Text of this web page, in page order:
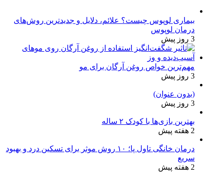
بیماری لوپوس چیست؟ علائم، دلایل و جدیدترین روش‌های
درمان لوپوس
3 روز پیش
مهم‌ترین خواص روغن آرگان برای مو
3 روز پیش
(بدون عنوان)
3 روز پیش
بهترین بازی‌ها با کودک ۲ ساله
2 هفته پیش
درمان خانگی تاول پا؛ ۱۰ روش موثر برای تسکین درد و بهبود
سریع
2 هفته پیش